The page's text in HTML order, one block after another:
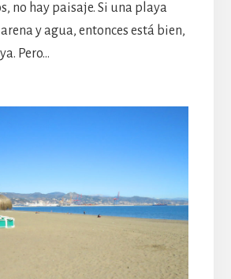
no hay paisaje. Si una playa
y agua, entonces está bien,
Pero…